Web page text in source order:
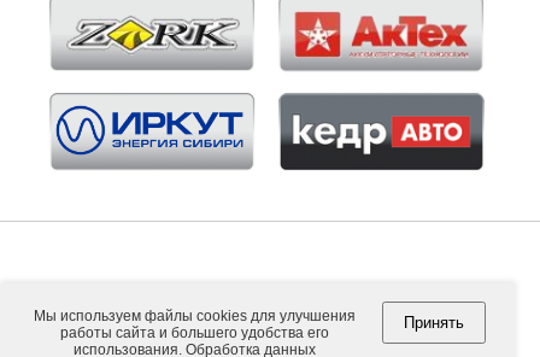
Copyright © 2026. ООО "ВНЕШПОСЫЛТОРГ".
Мы используем файлы cookies для улучшения
работы сайта и большего удобства его
использования. Обработка данных
Принять